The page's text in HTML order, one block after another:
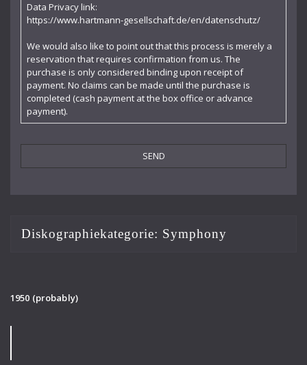
Data Privacy link:
https://www.hartmann-gesellschaft.de/en/datenschutz/
We would also like to point out that this process is merely a
reservation that requires confirmation from us. The
purchase is only considered binding upon receipt of
payment. No claims can be made until the purchase is
completed (cash payment at the box office or advance
payment).
Diskographiekategorie: Symphony
1950 (probably)